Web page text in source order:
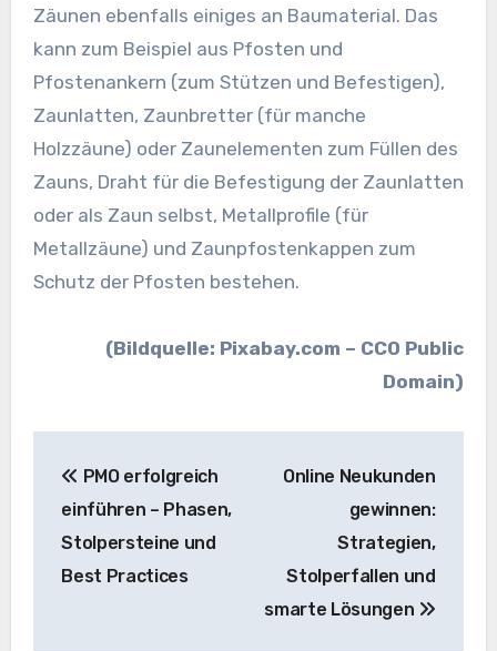
Zäunen ebenfalls einiges an Baumaterial. Das
kann zum Beispiel aus Pfosten und
Pfostenankern (zum Stützen und Befestigen),
Zaunlatten, Zaunbretter (für manche
Holzzäune) oder Zaunelementen zum Füllen des
Zauns, Draht für die Befestigung der Zaunlatten
oder als Zaun selbst, Metallprofile (für
Metallzäune) und Zaunpfostenkappen zum
Schutz der Pfosten bestehen.
(Bildquelle: Pixabay.com – CC0 Public
Domain)
PMO erfolgreich
einführen – Phasen,
Stolpersteine und
Best Practices
Online Neukunden
gewinnen:
Strategien,
Stolperfallen und
smarte Lösungen